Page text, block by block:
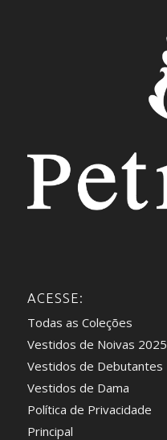
ACESSE:
Todas as Coleções
Vestidos de Noivas 2025
Vestidos de Debutantes
Vestidos de Dama
Política de Privacidade
Principal